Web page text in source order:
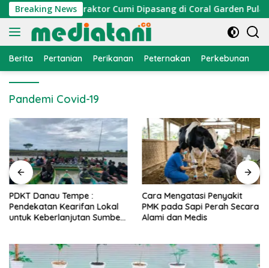
Langsung
ke
konten
Breaking News
Nelayan, Atraktor Cumi Dipasang di Coral Garden Pulau
Berita Pertanian Perikanan Peternakan Perkebunan
Pandemi Covid-19
PDKT Danau Tempe :
Pendekatan Kearifan Lokal
untuk Keberlanjutan Sumber
Cara Mengatasi Penyakit
PMK pada Sapi Perah Secara
Alami dan Medis